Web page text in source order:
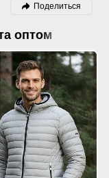
Поделиться
оптом